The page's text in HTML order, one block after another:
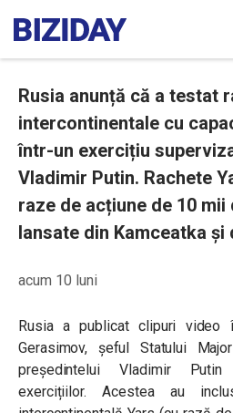
Rusia anunță că a testat
intercontinentale cu
într-un exercițiu
Vladimir Putin. Rachete
raze de acțiune de 10
lansate din Kamceatka și
acum 10 luni
Rusia a publicat clipuri video
Gerasimov, șeful Statului
președintelui Vladimir
exercițiilor. Acestea au